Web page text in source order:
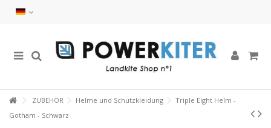
ZUBEHÖR Helme und Schutzkleidung
Triple Eight Helm -
Gotham - Schwarz